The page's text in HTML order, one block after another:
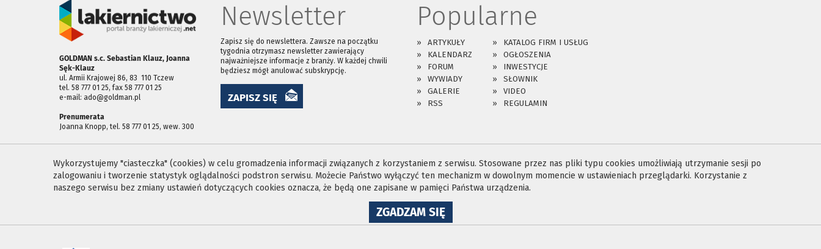
GOLDMAN s.c. Sebastian Klauz, Joanna
Sęk-Klauz
ul. Armii Krajowej 86, 83 ­ 110 Tczew
tel. 58 777 01 25, fax 58 777 01 25
e-mail: ado@goldman.pl
Prenumerata
Joanna Knopp, tel. 58 777 01 25, wew. 300
Newsletter
Zapisz się do newslettera. Zawsze na początku
tygodnia otrzymasz newsletter zawierający
najważniejsze informacje z branży. W każdej chwili
będziesz mógł anulować subskrypcję.
ZAPISZ SIĘ
Popularne
ARTYKUŁY
KATALOG FIRM I USŁUG
KALENDARZ
OGŁOSZENIA
FORUM
INWESTYCJE
WYWIADY
SŁOWNIK
GALERIE
VIDEO
RSS
REGULAMIN
Wykorzystujemy "ciasteczka" (cookies) w celu gromadzenia informacji związanych z korzystaniem z serwisu. Stosowane przez nas pliki typu cookies umożliwiają utrzymanie sesji po
zalogowaniu i tworzenie statystyk oglądalności podstron serwisu. Możecie Państwo wyłączyć ten mechanizm w dowolnym momencie w ustawieniach przeglądarki. Korzystanie z
naszego serwisu bez zmiany ustawień dotyczących cookies oznacza, że będą one zapisane w pamięci Państwa urządzenia.
ZGADZAM SIĘNA
WYKORZYSTANIE